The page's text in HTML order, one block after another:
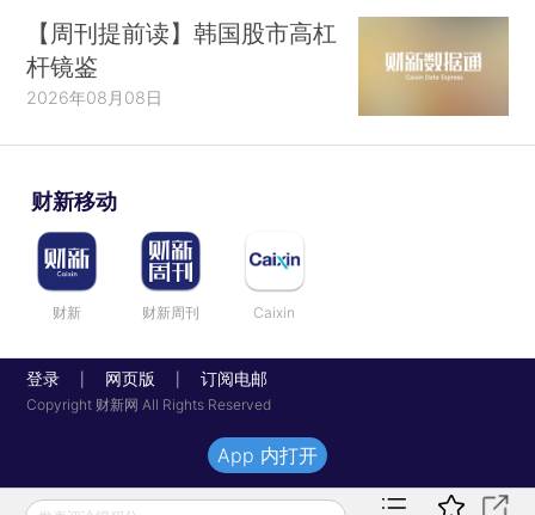
【周刊提前读】韩国股市高杠
杆镜鉴
2026年08月08日
财新移动
财新 财新周刊 Caixin
登录 网页版 订阅电邮
Copyright 财新网 All Rights Reserved
App 内打开